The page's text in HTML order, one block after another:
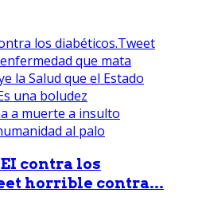
contra los
horrible contra...